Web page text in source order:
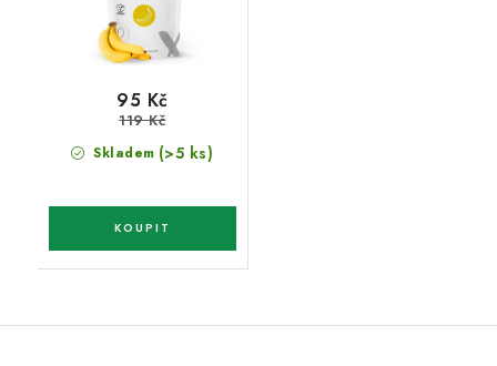
Skladem (>5 ks)
95 Kč
119 Kč